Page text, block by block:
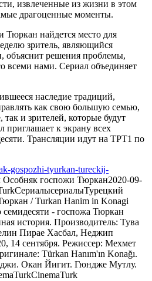
извлеченные из жизни в этом
драгоценные моменты.
Тюркан найдется место для
зритель, являющийся
объяснит решения проблемы,
всеми нами. Сериал объединяет
наследие традиций,
как свою большую семью,
и зрителей, которые будут
приглашает к экрану всех
Трансляции идут на ТРТ1 по
gospozhi-tyurkan-tureckij-
Особняк госпожи Тюркан2020-09-
СериалысериалыТурецкий
/ Turkan Hanim in Konagi
- госпожа Тюркан
история. Производитель: Тува
Пирае Хасбал, Неджип
14 сентября. Режиссер: Мехмет
Türkan Hanım'ın Konağı.
Окан Йигит. Гюндже Мутлу.
CinemaTurk